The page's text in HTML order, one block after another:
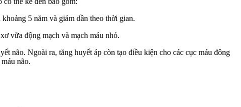
5 năm và giảm dần theo thời gian.
vữa động mạch và mạch máu nhỏ.
não. Ngoài ra, tăng huyết áp còn tạo điều kiện cho các cục máu đông
não.